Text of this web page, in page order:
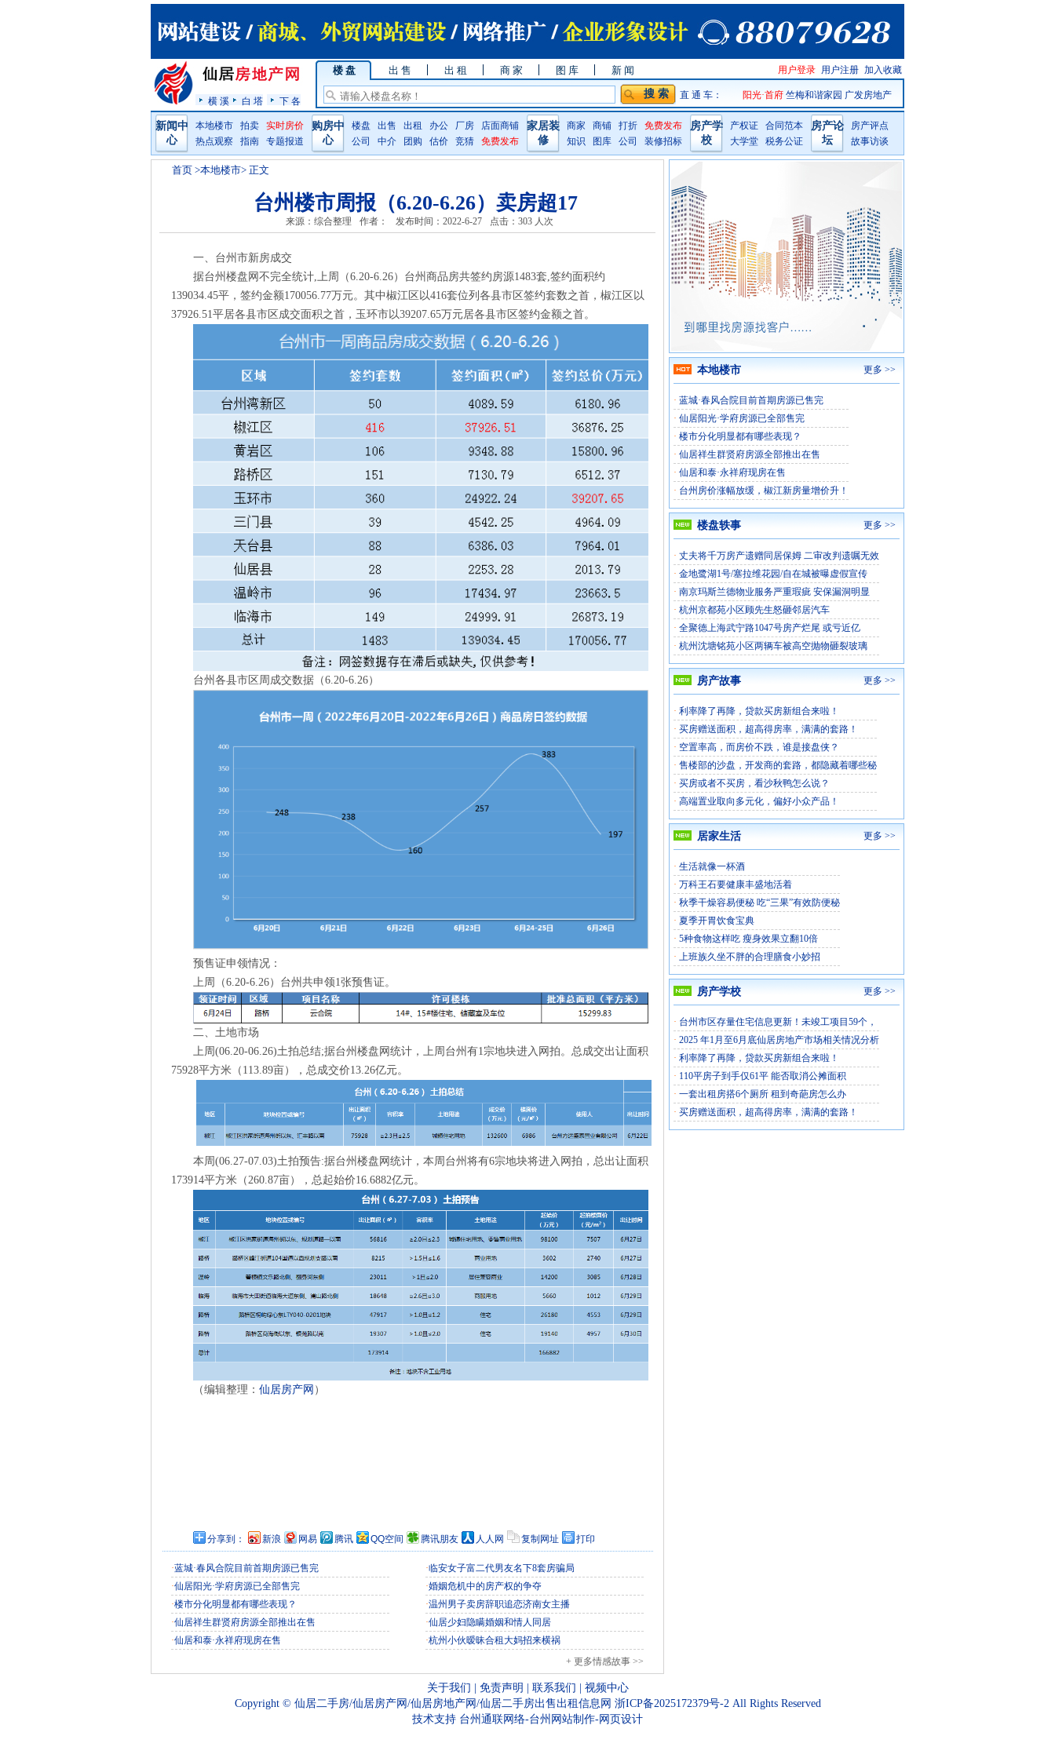
横 溪 白 塔 下 各
楼 盘 出 售 出 租 商 家 图 库 新 闻 加入收藏
用户注册
用户登录
网手机版
直 通 车： 阳光·首府 竺梅和谐家园 广发房地产
新闻中
心
本地楼市 拍卖
实时房价
热点观察
指南 专题报道
购房中
心
楼盘 出售 出租 办公 厂房
店面商铺
公司
中介 团购 估价 竞猜 免费发布
家居装
修
商家 商铺 打折
免费发布
知识
图库 公司 装修招标
房产学
校
产权证
合同范本
大学堂
税务公证
房产论
坛
房产评点
故事访谈
首页 >本地楼市> 正文
台州楼市周报（6.20-6.26）卖房超17
来源：综合整理 作者： 发布时间：2022-6-27 点击： 303 人次
一、台州市新房成交
据台州楼盘网不完全统计,上周（6.20-6.26）台州商品房共签约房源1483套,签约面积约
139034.45平，签约金额170056.77万元。其中椒江区以416套位列各县市区签约套数之首，椒江区以
37926.51平居各县市区成交面积之首，玉环市以39207.65万元居各县市区签约金额之首。
台州各县市区周成交数据（6.20-6.26）
预售证申领情况：
上周（6.20-6.26）台州共申领1张预售证。
二、土地市场
上周(06.20-06.26)土拍总结;据台州楼盘网统计，上周台州有1宗地块进入网拍。总成交出让面积
75928平方米（113.89亩），总成交价13.26亿元。
本周(06.27-07.03)土拍预告:据台州楼盘网统计，本周台州将有6宗地块将进入网拍，总出让面积
173914平方米（260.87亩），总起始价16.6882亿元。
（编辑整理： 仙居房产网 ）
分享到： 新浪 网易 腾讯 QQ空间 腾讯朋友 人人网 复制网址 打印
·蓝城·春风合院目前首期房源已售完
·仙居阳光·学府房源已全部售完
·楼市分化明显都有哪些表现？
·仙居祥生群贤府房源全部推出在售
·仙居和泰·永祥府现房在售
·临安女子富二代男友名下8套房骗局
·婚姻危机中的房产权的争夺
·温州男子卖房辞职追恋济南女主播
·仙居少妇隐瞒婚姻和情人同居
·杭州小伙暧昧合租大妈招来横祸
+ 更多情感故事 >>
本地楼市 更多 >>
· 蓝城·春风合院目前首期房源已售完
· 仙居阳光·学府房源已全部售完
· 楼市分化明显都有哪些表现？
· 仙居祥生群贤府房源全部推出在售
· 仙居和泰·永祥府现房在售
· 台州房价涨幅放缓，椒江新房量增价升！
楼盘轶事 更多 >>
· 丈夫将千万房产遗赠同居保姆 二审改判遗嘱无效
· 金地鹭湖1号/塞拉维花园/自在城被曝虚假宣传
· 南京玛斯兰德物业服务严重瑕疵 安保漏洞明显
· 杭州京都苑小区顾先生怒砸邻居汽车
· 全聚德上海武宁路1047号房产烂尾 或亏近亿
· 杭州沈塘铭苑小区两辆车被高空抛物砸裂玻璃
房产故事 更多 >>
· 利率降了再降，贷款买房新组合来啦！
· 买房赠送面积，超高得房率，满满的套路！
· 空置率高，而房价不跌，谁是接盘侠？
· 售楼部的沙盘，开发商的套路，都隐藏着哪些秘
· 买房或者不买房，看沙秋鸭怎么说？
· 高端置业取向多元化，偏好小众产品！
居家生活 更多 >>
· 生活就像一杯酒
· 万科王石要健康丰盛地活着
· 秋季干燥容易便秘 吃“三果”有效防便秘
· 夏季开胃饮食宝典
· 5种食物这样吃 瘦身效果立翻10倍
· 上班族久坐不胖的合理膳食小妙招
房产学校 更多 >>
· 台州市区存量住宅信息更新！未竣工项目59个，
· 2025 年1月至6月底仙居房地产市场相关情况分析
· 利率降了再降，贷款买房新组合来啦！
· 110平房子到手仅61平 能否取消公摊面积
· 一套出租房搭6个厕所 租到奇葩房怎么办
· 买房赠送面积，超高得房率，满满的套路！
关于我们 免责声明 联系我们
视频中心
Copyright © 仙居二手房/仙居房产网/仙居房地产网/仙居二手房出售出租信息网 浙ICP备2025172379号-2All Rights Reserved
技术支持 台州通联网络-台州网站制作-网页设计